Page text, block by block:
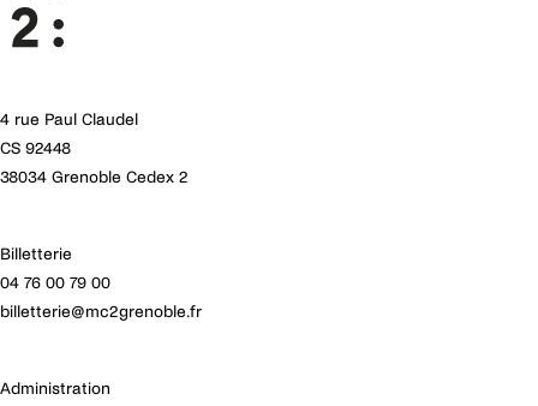
4 rue Paul Claudel
CS 92448
38034 Grenoble Cedex 2
Billetterie
04 76 00 79 00
billetterie@mc2grenoble.fr
Administration